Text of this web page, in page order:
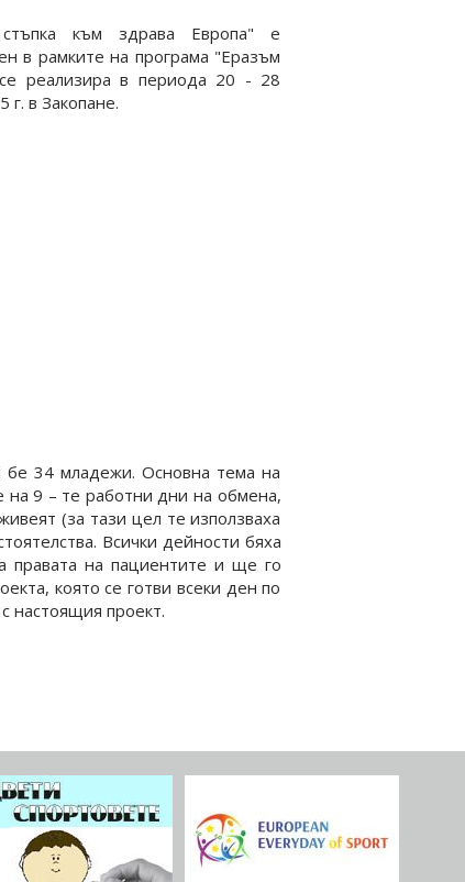
към здрава Европа" е
в рамките на програма "Еразъм
реализира в периода 20 - 28
г. в Закопане.
34 младежи. Основна тема на
на 9 – те работни дни на обмена,
(за тази цел те използваха
Всички дейности бяха
правата на пациентите и ще го
която се готви всеки ден по
настоящия проект.